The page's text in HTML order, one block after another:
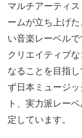
マルチアーティ
ームが立ち上げ
い音楽レーベル
クリエイティブ
なることを目指
ず日本ミュージ
ト、実力派レー
定しています。